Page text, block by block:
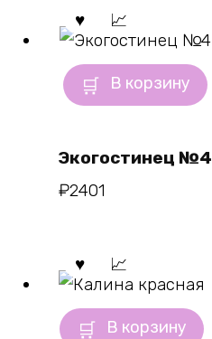
В корзину
Экогостинец №4
₽2401
В корзину